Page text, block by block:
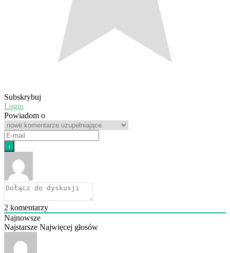
Subskrybuj
Login
Powiadom o
2 komentarzy
Najnowsze
Najstarsze Najwięcej głosów